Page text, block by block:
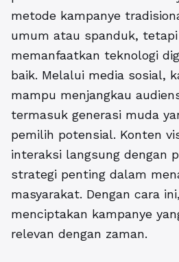
metode kampanye
umum atau spanduk,
memanfaatkan teknologi
baik. Melalui media sosial,
mampu menjangkau
termasuk generasi muda
pemilih potensial. Konten
interaksi langsung dengan
strategi penting dalam
masyarakat. Dengan cara
menciptakan kampanye
relevan dengan zaman.